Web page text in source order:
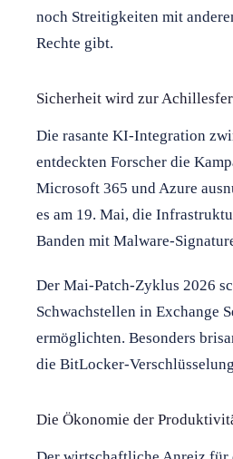
noch Streitigkeiten mit
Rechte gibt.
Sicherheit wird zur
Die rasante KI-Integration
entdeckten Forscher die
Microsoft 365 und Azure
es am 19. Mai, die
Banden mit Malware-
Der Mai-Patch-Zyklus 2026
Schwachstellen in Exchange
ermöglichten. Besonders
die BitLocker-
Die Ökonomie der